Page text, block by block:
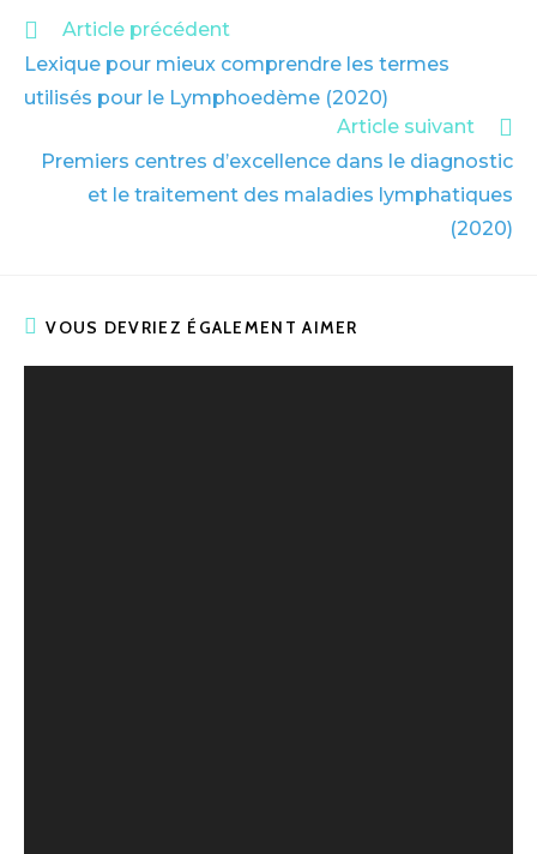
Article précédent
Lexique pour mieux comprendre les termes
utilisés pour le Lymphoedème (2020)
Article suivant
Premiers centres d’excellence dans le diagnostic
et le traitement des maladies lymphatiques
(2020)
VOUS DEVRIEZ ÉGALEMENT AIMER